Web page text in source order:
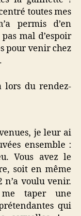
toutes mes
permis d’en
mal d’espoir
pour venir chez
lors du rendez-
je leur ai
ensemble :
Vous avez le
soit en même
n’a voulu venir.
me taper une
qui